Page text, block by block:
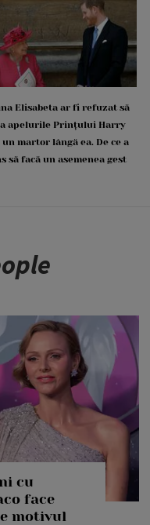
Elisabeta ar fi refuzat să
apelurile Prințului Harry
martor lângă ea. De ce a
să facă un asemenea gest
cu
face
motivul